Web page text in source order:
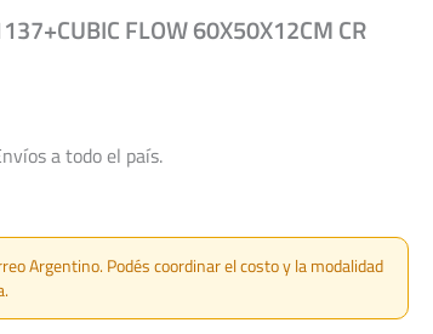
FLOW 60X50X12CM CR
a todo el país.
Argentino. Podés coordinar el costo y la modalidad